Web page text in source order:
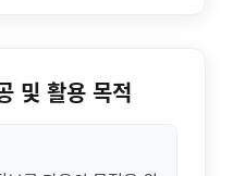
, 자격증, 취업정보
및 활용 목적